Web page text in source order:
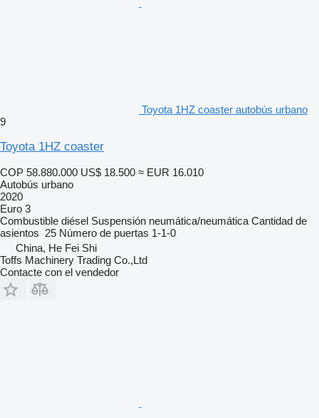
Toyota 1HZ coaster autobús urbano
9
Toyota 1HZ coaster
COP 58.880.000 US$ 18.500 ≈ EUR 16.010
Autobús urbano
2020
Euro 3
Combustible diésel Suspensión neumática/neumática Cantidad de
asientos 25 Número de puertas 1-1-0
China, He Fei Shi
Toffs Machinery Trading Co.,Ltd
Contacte con el vendedor